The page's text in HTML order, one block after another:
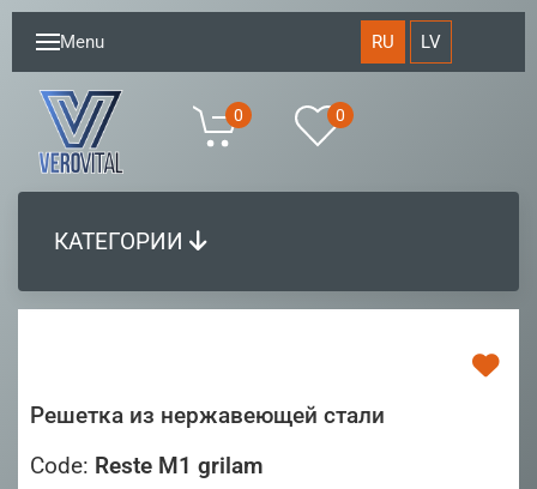
Menu RU LV
0 0
КАТЕГОРИИ
Решетка из нержавеющей стали
Code: Reste M1 grilam